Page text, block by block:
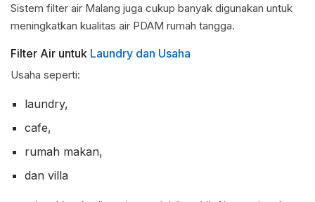
Sistem filter air Malang juga cukup banyak digunakan untuk
meningkatkan kualitas air PDAM rumah tangga.
Filter Air untuk Laundry dan Usaha
Usaha seperti:
laundry,
cafe,
rumah makan,
dan villa